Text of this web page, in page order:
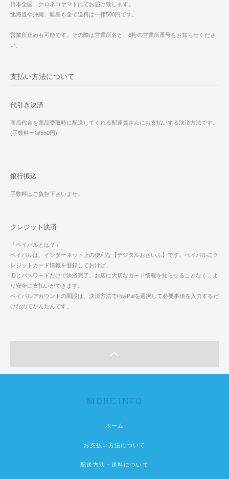
日本全国、クロネコヤマトにてお届け致します。
北海道や沖縄、離島も全て送料は一律500円です。
営業所止めも可能です。その際は営業所名と、6桁の営業所番号をお知らせくださ
い。
支払い方法について
代引き決済
商品代金を商品受取時に配送してくれる配達員さんにお支払いする決済方法です。
(手数料一律550円)
銀行振込
手数料はご負担下さいませ。
クレジット決済
「ペイパルとは？」
ペイパルは、インターネット上の便利な【デジタルおさいふ】です。ペイパルにク
レジットカード情報を登録しておけば、
IDとパスワードだけで決済完了。お店に大切なカード情報を知らせることなく、よ
り安全に支払いができます。
ペイパルアカウントの開設は、決済方法でPayPalを選択して必要事項を入力するだ
けなのでかんたんです。
MORE INFO
ホーム
お支払い方法について
配送方法・送料について